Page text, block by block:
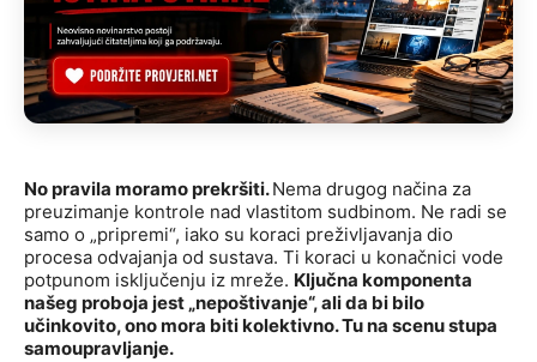
No pravila moramo prekršiti.Nema drugog načina za
preuzimanje kontrole nad vlastitom sudbinom. Ne radi se
samo o „pripremi“, iako su koraci preživljavanja dio
procesa odvajanja od sustava. Ti koraci u konačnici vode
potpunom isključenju iz mreže. Ključna komponenta
našeg proboja jest „nepoštivanje“, ali da bi bilo
učinkovito, ono mora biti kolektivno. Tu na scenu stupa
samoupravljanje.